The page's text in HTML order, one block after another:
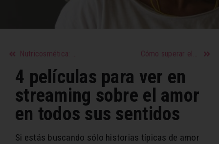
Nutricosmética: Regenerá tu piel, uñas y cabello desde adentro Cómo superar el rubor facial
4 películas para ver en
streaming sobre el amor
en todos sus sentidos
Si estás buscando sólo historias típicas de amor